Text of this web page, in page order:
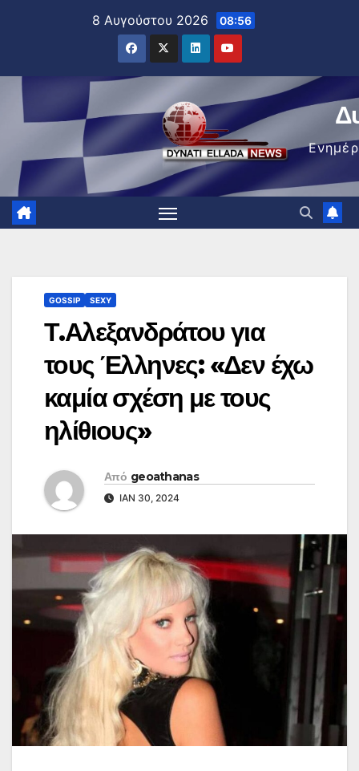
8 Αυγούστου 2026 08:56
GOSSIP SEXY
Τ.Αλεξανδράτου για
τους Έλληνες: «Δεν έχω
καμία σχέση με τους
ηλίθιους»
Από geoathanas
ΙΑΝ 30, 2024